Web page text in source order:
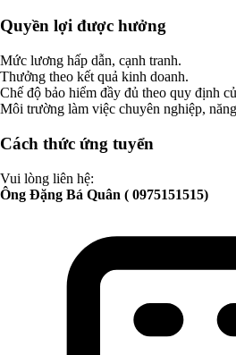
Quyền lợi được hưởng
Mức lương hấp dẫn, cạnh tranh.
Thưởng theo kết quả kinh doanh.
Chế độ bảo hiểm đầy đủ theo quy định
Môi trường làm việc chuyên nghiệp,
Cách thức ứng tuyển
Vui lòng liên hệ:
Ông Đặng Bá Quân ( 0975151515)